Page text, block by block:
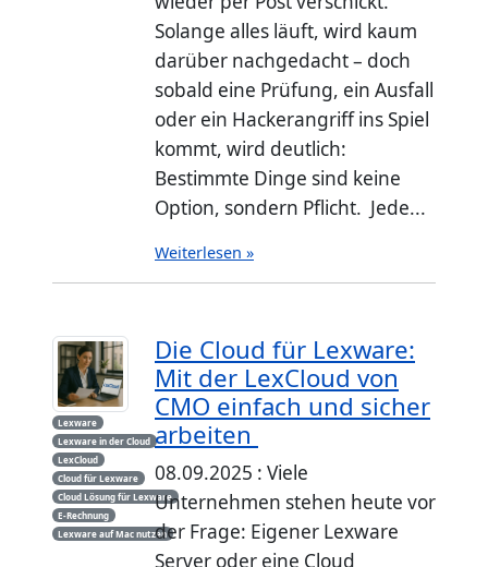
Solange alles läuft, wird kaum
darüber nachgedacht – doch
sobald eine Prüfung, ein Ausfall
oder ein Hackerangriff ins Spiel
kommt, wird deutlich:
Bestimmte Dinge sind keine
Option, sondern Pflicht. Jede...
Weiterlesen »
Lexware
Lexware in der Cloud
LexCloud
Cloud für Lexware
Cloud Lösung für Lexware
E-Rechnung
Lexware auf Mac nutzen
Die Cloud für Lexware:
Mit der LexCloud von
CMO einfach und sicher
arbeiten
08.09.2025 : Viele
Unternehmen stehen heute vor
der Frage: Eigener Lexware
Server oder eine Cloud